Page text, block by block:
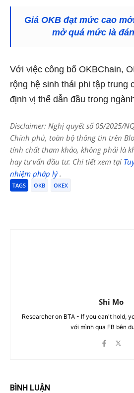
Giá OKB đạt mức cao
mở quá mức là
Với việc công bố OKBChain,
rộng hệ sinh thái phi tập trung
định vị thế dẫn đầu trong
Disclaimer: Nghị quyết số 05/2025/
Chính phủ, toàn bộ thông tin trên
tính chất tham khảo, không phải là
hay tư vấn đầu tư. Chi tiết xem tại
nhiệm pháp lý.
TAGS OKB OKEX
Shi Mo
Researcher on BTA - If you can't hold,
với mình qua FB bên
BÌNH LUẬN